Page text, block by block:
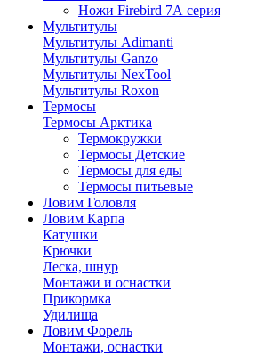
Ножи Firebird 7А серия
Мультитулы
Мультитулы Adimanti
Мультитулы Ganzo
Мультитулы NexTool
Мультитулы Roxon
Термосы
Термосы Арктика
Термокружки
Термосы Детские
Термосы для еды
Термосы питьевые
Ловим Головля
Ловим Карпа
Катушки
Крючки
Леска, шнур
Монтажи и оснастки
Прикормка
Удилища
Ловим Форель
Монтажи, оснастки